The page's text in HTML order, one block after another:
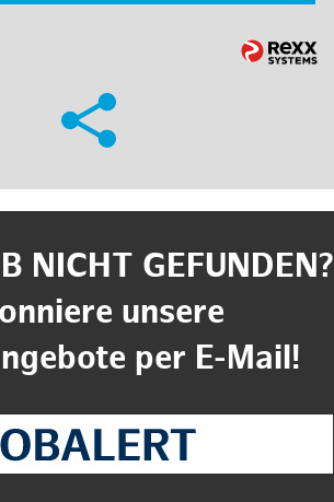
NICHT GEFUNDEN?
unsere
per E-Mail!